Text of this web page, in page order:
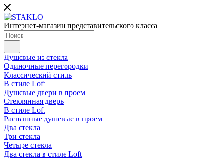
Интернет-магазин представительского класса
Душевые из стекла
Одиночные перегородки
Классический стиль
В стиле Loft
Душевые двери в проем
Стеклянная дверь
В стиле Loft
Распашные душевые в проем
Два стекла
Три стекла
Четыре стекла
Два стекла в стиле Loft